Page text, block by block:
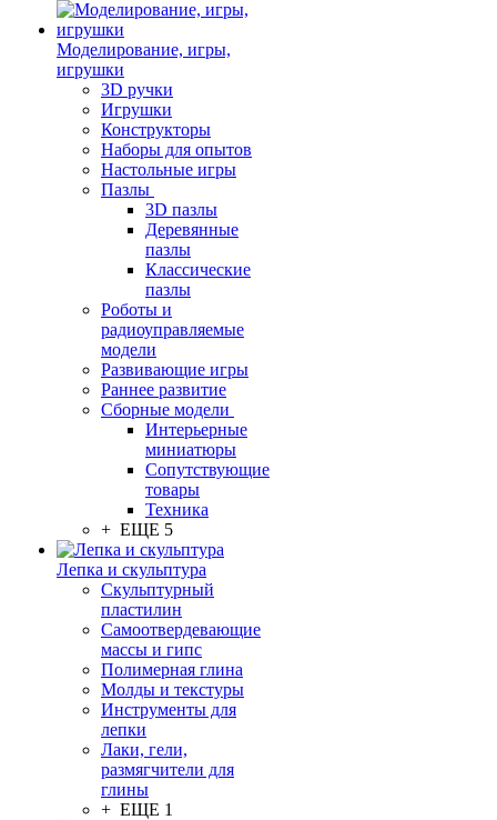
Моделирование, игры,
игрушки
3D ручки
Игрушки
Конструкторы
Наборы для опытов
Настольные игры
Пазлы
3D пазлы
Деревянные
пазлы
Классические
пазлы
Роботы и
радиоуправляемые
модели
Развивающие игры
Раннее развитие
Сборные модели
Интерьерные
миниатюры
Сопутствующие
товары
Техника
+ ЕЩЕ 5
Лепка и скульптура
Скульптурный
пластилин
Самоотвердевающие
массы и гипс
Полимерная глина
Молды и текстуры
Инструменты для
лепки
Лаки, гели,
размягчители для
глины
+ ЕЩЕ 1